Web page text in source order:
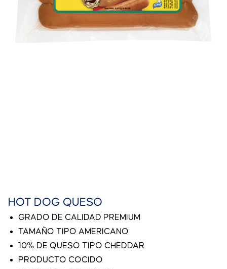
HOT DOG QUESO
GRADO DE CALIDAD PREMIUM
TAMAÑO TIPO AMERICANO
10% DE QUESO TIPO CHEDDAR
PRODUCTO COCIDO